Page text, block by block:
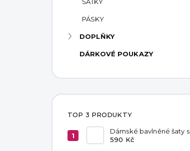
PÁSKY
DOPLŇKY
DÁRKOVÉ POUKAZY
TOP 3 PRODUKTY
Dámské bavlněné šaty s
kapsami Red
590 Kč